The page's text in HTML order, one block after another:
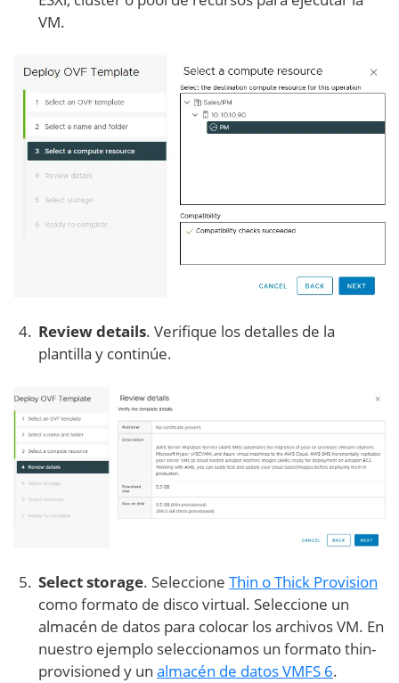
VM.
Review details. Verifique los detalles de la
plantilla y continúe.
Select storage. Seleccione Thin o Thick Provision
como formato de disco virtual. Seleccione un
almacén de datos para colocar los archivos VM. En
nuestro ejemplo seleccionamos un formato thin-
provisioned y un almacén de datos VMFS 6.